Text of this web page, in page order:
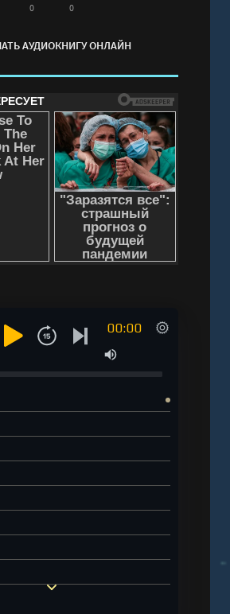
АУДИОКНИГУ ОНЛАЙН
0 0
00:00